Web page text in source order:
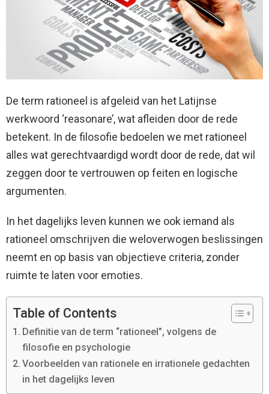
De term rationeel is afgeleid van het Latijnse
werkwoord ‘reasonare’, wat afleiden door de rede
betekent. In de filosofie bedoelen we met rationeel
alles wat gerechtvaardigd wordt door de rede, dat wil
zeggen door te vertrouwen op feiten en logische
argumenten.
In het dagelijks leven kunnen we ook iemand als
rationeel omschrijven die weloverwogen beslissingen
neemt en op basis van objectieve criteria, zonder
ruimte te laten voor emoties.
Table of Contents
Definitie van de term “rationeel”, volgens de
filosofie en psychologie
Voorbeelden van rationele en irrationele gedachten
in het dagelijks leven